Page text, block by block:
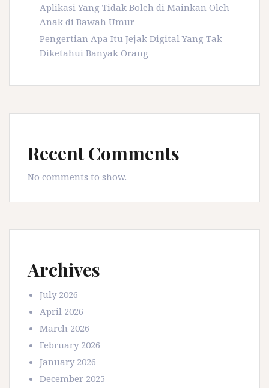
Aplikasi Yang Tidak Boleh di Mainkan Oleh
Anak di Bawah Umur
Pengertian Apa Itu Jejak Digital Yang Tak
Diketahui Banyak Orang
Recent Comments
No comments to show.
Archives
July 2026
April 2026
March 2026
February 2026
January 2026
December 2025